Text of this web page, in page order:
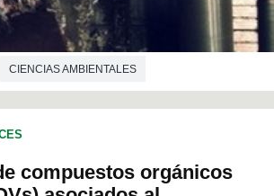
CIENCIAS AMBIENTALES
compuestos orgánicos